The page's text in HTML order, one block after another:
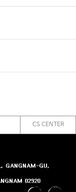
CS CENTER